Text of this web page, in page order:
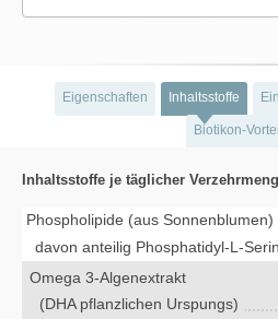
Eigenschaften Inhaltsstoffe
Biotikon-
Inhaltsstoffe je täglicher
Phospholipide (aus Sonnenblumen)
davon anteilig Phosphatidyl-L-Serin
Omega 3-Algenextrakt
(DHA pflanzlichen Urspungs)